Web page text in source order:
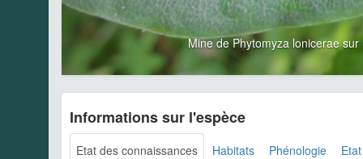
Mine de Phytomyza lonicerae
Informations sur l'espèce
Etat des connaissances Habitats Phénologie